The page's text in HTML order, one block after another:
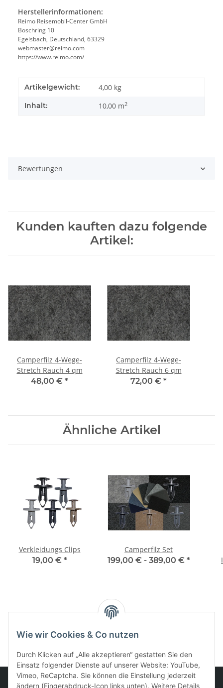
Herstellerinformationen:
Reimo Reisemobil-Center GmbH
Boschring 10
Egelsbach, Deutschland, 63329
webmaster@reimo.com
https://www.reimo.com/
Artikelgewicht: 4,00 kg
Inhalt: 10,00 m2
Bewertungen
Kunden kauften dazu folgende
Artikel:
Camperfilz 4-Wege-
Stretch Rauch 4 qm
48,00 € *
Camperfilz 4-Wege-
Stretch Rauch 6 qm
72,00 € *
Ähnliche Artikel
Verkleidungs Clips
19,00 € *
Camperfilz Set
199,00 € - 389,00 € *
Wie wir Cookies & Co nutzen
Durch Klicken auf „Alle akzeptieren“ gestatten Sie den
Einsatz folgender Dienste auf unserer Website: YouTube,
Vimeo, ReCaptcha. Sie können die Einstellung jederzeit
ändern (Fingerabdruck-Icon links unten). Weitere Details